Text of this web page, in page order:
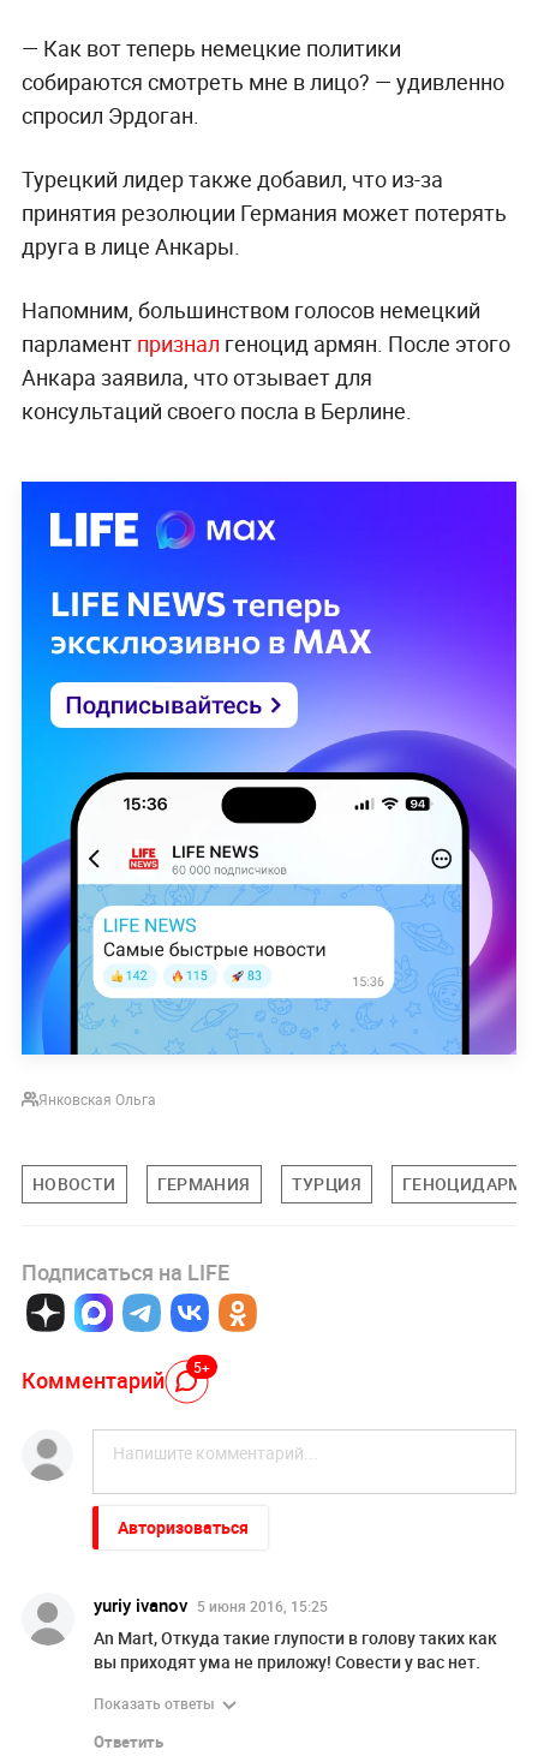
— Как вот теперь немецкие политики
собираются смотреть мне в лицо? — удивленно
спросил Эрдоган.
Турецкий лидер также добавил, что из-за
принятия резолюции Германия может потерять
друга в лице Анкары.
Напомним, большинством голосов немецкий
парламент признал геноцид армян. После этого
Анкара заявила, что отзывает для
консультаций своего посла в Берлине.
Янковская Ольга
НОВОСТИ ГЕРМАНИЯ ТУРЦИЯ
Подписаться на LIFE
Комментарий 5+
Авторизоваться
yuriy ivanov 5 июня 2016, 15:25
An Mart, Откуда такие глупости в голову таких как
вы приходят ума не приложу! Совести у вас нет.
Показать ответы
Ответить